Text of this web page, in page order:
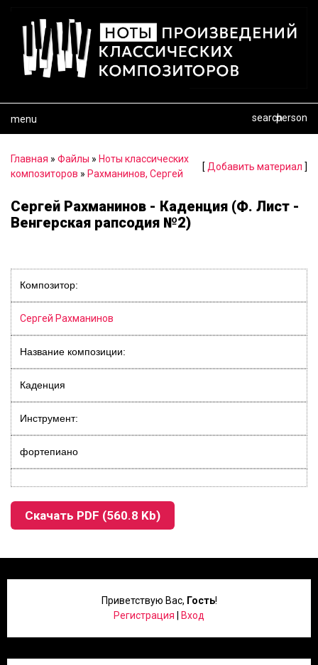
menu person
search
Главная » Файлы » Ноты классических
композиторов » Рахманинов, Сергей
[ Добавить материал ]
Сергей Рахманинов - Каденция (Ф. Лист -
Венгерская рапсодия №2)
Композитор:
Сергей Рахманинов
Название композиции:
Каденция
Инструмент:
фортепиано
Скачать PDF (560.8 Kb)
Приветствую Вас, Гость!
Регистрация
Вход